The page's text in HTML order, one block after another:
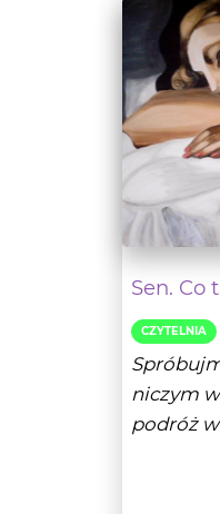
Sen. Co
CZYTELNIA
niczym
podróż w